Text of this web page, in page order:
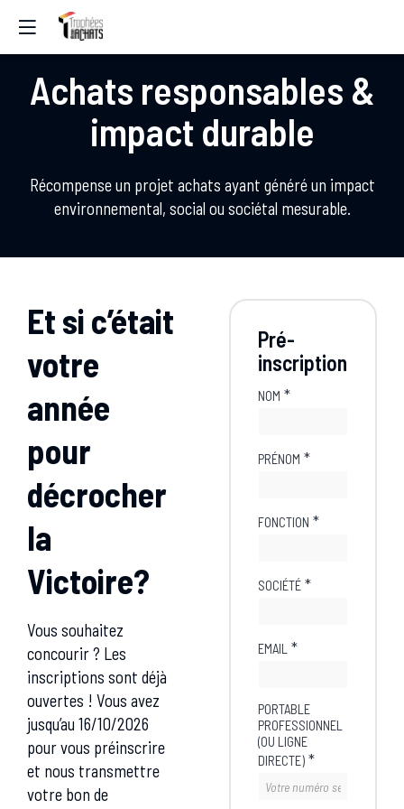
Achats responsables &
impact durable
Récompense un projet achats ayant généré un impact
environnemental, social ou sociétal mesurable.
Et si c’était
votre
année
pour
décrocher
la
Victoire?
Vous souhaitez
concourir ? Les
inscriptions sont déjà
ouvertes ! Vous avez
jusqu’au 16/10/2026
pour vous préinscrire
et nous transmettre
votre bon de
Pré-
inscription
NOM *
PRÉNOM *
FONCTION *
SOCIÉTÉ *
EMAIL *
PORTABLE
PROFESSIONNEL
(OU LIGNE
DIRECTE) *